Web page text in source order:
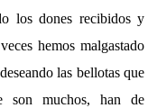
los dones recibidos y
hemos malgastado
las bellotas que
son muchos, han de